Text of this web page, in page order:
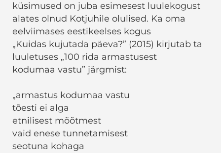
küsimused on juba esimesest luulekogust
alates olnud Kotjuhile olulised. Ka oma
eelviimases eestikeelses kogus
„Kuidas kujutada päeva?” (2015) kirjutab ta
luuletuses „100 rida armastusest
kodumaa vastu” järgmist:
„armastus kodumaa vastu
tõesti ei alga
etnilisest mõõtmest
vaid enese tunnetamisest
seotuna kohaga